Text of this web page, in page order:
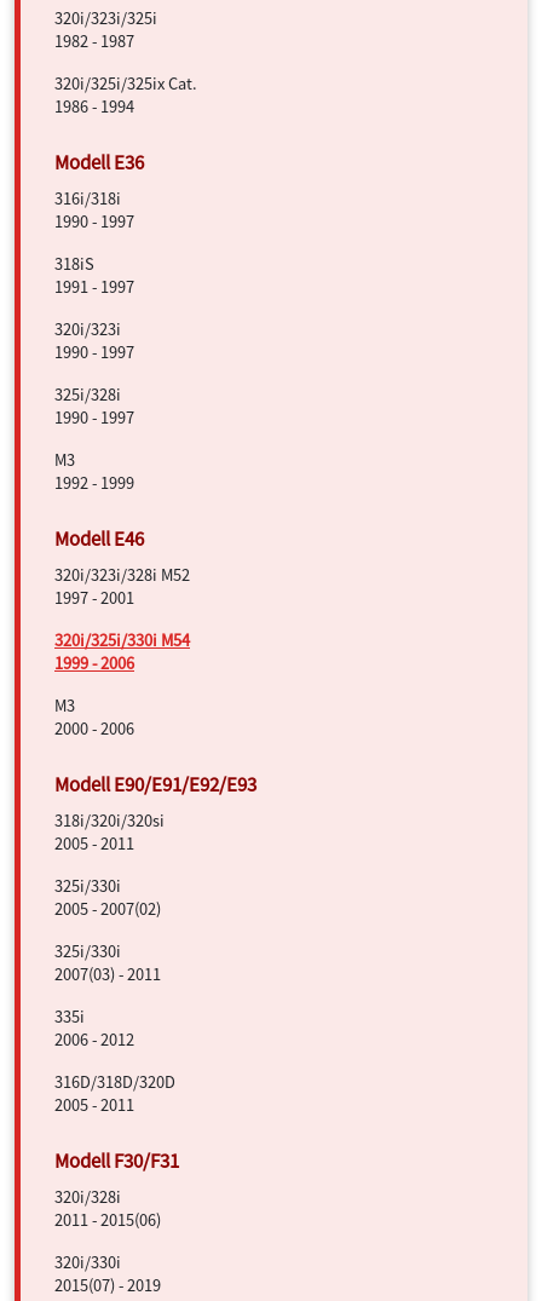
320i/323i/325i
1982 - 1987
320i/325i/325ix Cat.
1986 - 1994
316i/318i
1990 - 1997
318iS
1991 - 1997
320i/323i
1990 - 1997
325i/328i
1990 - 1997
M3
1992 - 1999
320i/323i/328i M52
1997 - 2001
320i/325i/330i M54
1999 - 2006
M3
2000 - 2006
318i/320i/320si
2005 - 2011
325i/330i
2005 - 2007(02)
325i/330i
2007(03) - 2011
335i
2006 - 2012
316D/318D/320D
2005 - 2011
320i/328i
2011 - 2015(06)
320i/330i
2015(07) - 2019